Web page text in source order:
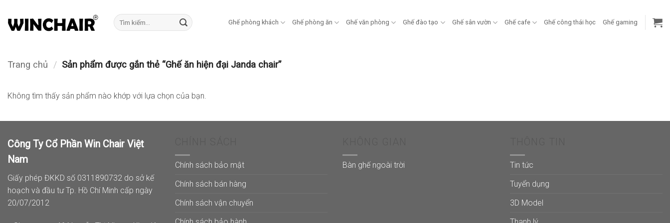
qua
Tìm
kiếm:
Ghế phòng khách Ghế phòng ăn Ghế văn phòng Ghế đào tạo Ghế sân vườn Ghế cafe Ghế công thái học Ghế gaming
Trang chủ / Sản phẩm được gắn thẻ “Ghế ăn hiện đại Janda chair”
Không tìm thấy sản phẩm nào khớp với lựa chọn của bạn.
Công Ty Cổ Phần Win Chair Việt
Nam
Giấy phép ĐKKD số 0311890732 do sở kế
hoạch và đầu tư Tp. Hồ Chí Minh cấp ngày
20/07/2012
Chính sách bảo mật
Chính sách bán hàng
Chính sách vận chuyển
Bàn ghế ngoài trời
Tin tức
Tuyển dụng
3D Model